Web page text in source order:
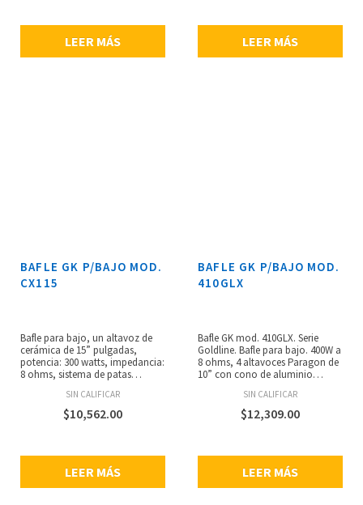
LEER MÁS LEER MÁS
BAFLE GK P/BAJO MOD.
CX115
Bafle para bajo, un altavoz de
cerámica de 15” pulgadas,
potencia: 300 watts, impedancia:
8 ohms, sistema de patas
controlador especial diseñado
únicamente para este gabinete
con una bobina móvil de
respuesta transitoria sin
precedentes, dimensiones: 368.3
SIN CALIFICAR
$10,562.00
LEER MÁS
BAFLE GK P/BAJO MOD.
410GLX
Bafle GK mod. 410GLX. Serie
Goldline. Bafle para bajo. 400W a
8 ohms, 4 altavoces Paragon de
10” con cono de aluminio
de aceroy manijas retráctiles.
SIN CALIFICAR
$12,309.00
LEER MÁS